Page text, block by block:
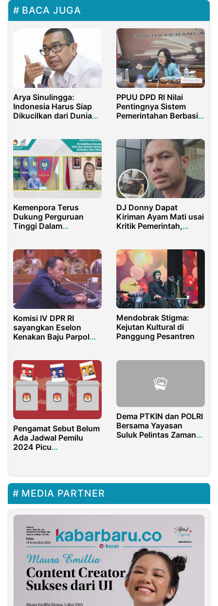
BACA JUGA
Arya Sinulingga:
Indonesia Harus Siap
Dikucilkan dari Dunia
PPUU DPD RI Nilai
Pentingnya Sistem
Pemerintahan Berbasis
Kemenpora Terus
Dukung Perguruan
Tinggi Dalam
DJ Donny Dapat
Kiriman Ayam Mati usai
Kritik Pemerintah,
Komisi IV DPR RI
sayangkan Eselon
Kenakan Baju Parpol
Mendobrak Stigma:
Kejutan Kultural di
Panggung Pesantren
Pengamat Sebut Belum
Ada Jadwal Pemilu
2024 Picu
Dema PTKIN dan POLRI
Bersama Yayasan
Suluk Pelintas Zaman
MEDIA PARTNER